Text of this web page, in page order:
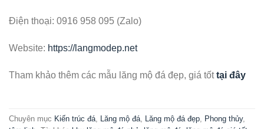
Điện thoại: 0916 958 095 (Zalo)
Website: https://langmodep.net
Tham khảo thêm các mẫu lăng mộ đá đẹp, giá tốttại đây
Chuyên mục Kiến trúc đá Lăng mộ đá Lăng mộ đá đẹp Phong thủy,